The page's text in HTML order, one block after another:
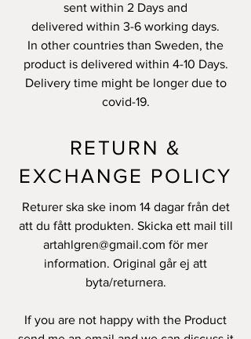
sent within 2 Days and
delivered within 3-6 working days.
In other countries than Sweden, the
product is delivered within 4-10 Days.
Delivery time might be longer due to
covid-19.
RETURN &
EXCHANGE POLICY
Returer ska ske inom 14 dagar från det
att du fått produkten. Skicka ett mail till
artahlgren@gmail.com för mer
information. Original går ej att
byta/returnera.
If you are not happy with the Product